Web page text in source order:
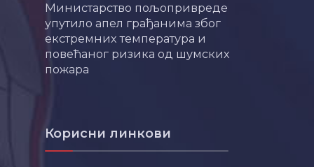
Министарство пољопривреде
упутило апел грађанима због
екстремних температура и
повећаног ризика од шумских
пожара
Корисни линкови